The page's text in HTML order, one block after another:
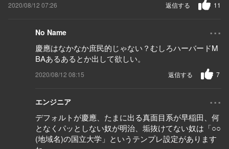
2020/08/12 07:26 11
返信する
No Name ...
慶應はなかなか庶民的じゃない？むしろハーバードM
BAあるあるとか出して欲しい。
2020/08/12 08:15 7
返信する
エンジニア ...
デフォルトが慶應、たまに出る真面目系が早稲田、何
となくパッとしない奴が明治、垢抜けてない奴は「○○
(地域名)の国立大学」というテンプレ設定があります